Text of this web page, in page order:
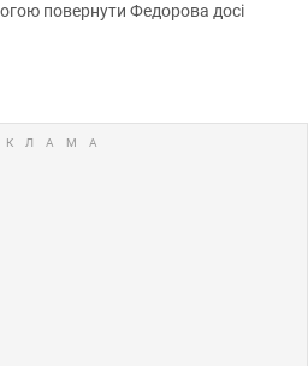
повернути Федорова досі